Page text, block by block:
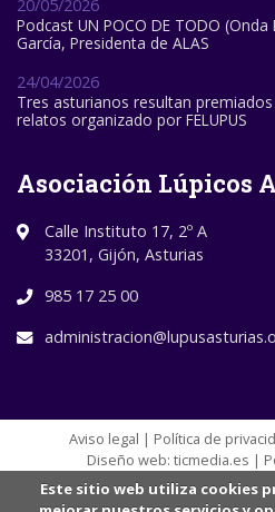
20/05/2026
Podcast UN POCO DE TODO
García, Presidenta de ALAS
24/04/2026
Tres asturianos resultan
relatos organizado por FELUPUS
Asociación Lúpicos
Calle Instituto 17, 2º A
33201, Gijón, Asturias
985 17 25 00
Aviso legal | Política de
Diseño web: ticmedia.es |
Este sitio web utiliza cookies